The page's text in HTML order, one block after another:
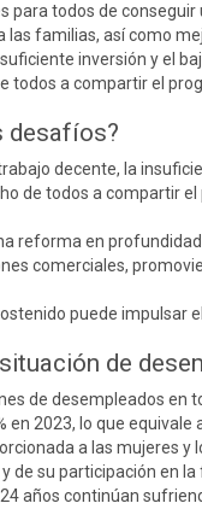
todos de
las familias, así como
inversión y el
todos a compartir el
desafíos?
decente, la
de todos a compartir
reforma en
comerciales,
puede impulsar
de
de desempleados
2023, lo que equivale
a las mujeres
de su participación en
años continúan